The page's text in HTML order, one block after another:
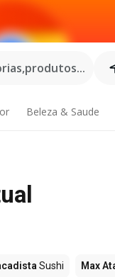
Beleza & Saude
Sushi Max